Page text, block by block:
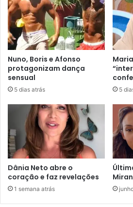
Nuno, Boris e Afonso
protagonizam dança
sensual
5 dias atrás 5
Dânia Neto abre o
coração e faz revelações
1 semana atrás